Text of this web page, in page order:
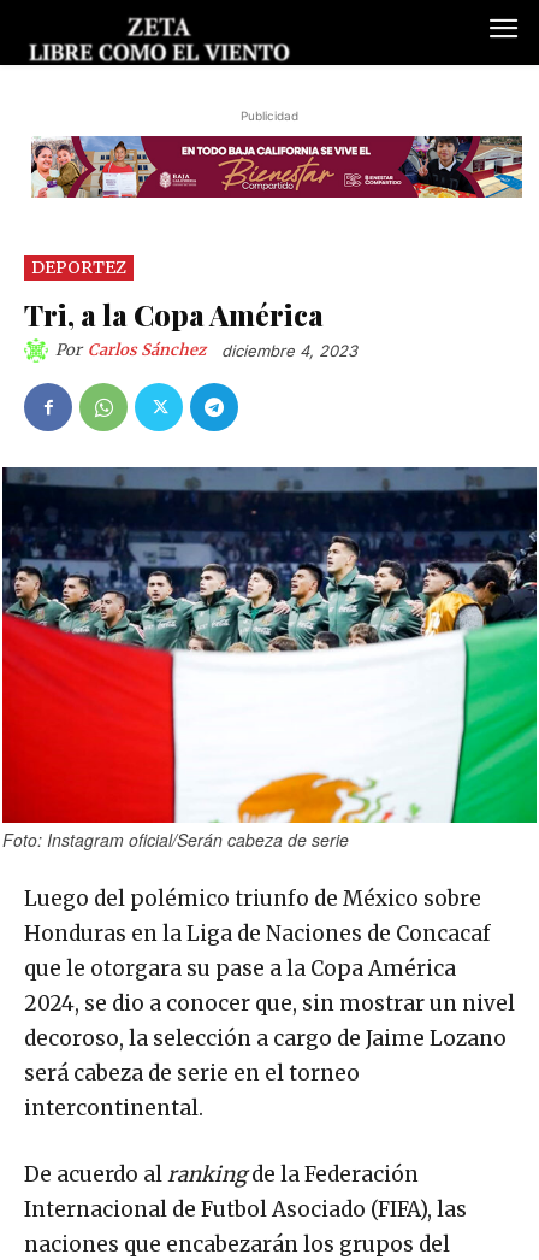
Publicidad
DEPORTEZ
Tri, a la Copa América
Por Carlos Sánchez diciembre 4, 2023
Foto: Instagram oficial/Serán cabeza de serie
Luego del polémico triunfo de México sobre
Honduras en la Liga de Naciones de Concacaf
que le otorgara su pase a la Copa América
2024, se dio a conocer que, sin mostrar un nivel
decoroso, la selección a cargo de Jaime Lozano
será cabeza de serie en el torneo
intercontinental.
De acuerdo alrankingde la Federación
Internacional de Futbol Asociado (FIFA), las
naciones que encabezarán los grupos del